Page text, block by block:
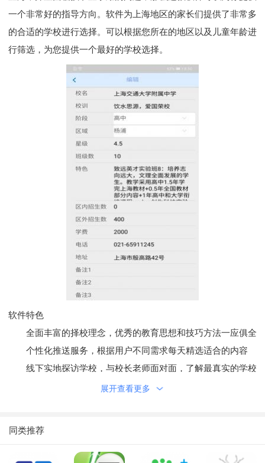
一个非常好的指导方向。软件为上海地区的家长们提供了非常多
的合适的学校进行选择。可以根据您所在的地区以及儿童年龄进
行筛选，为您提供一个最好的学校选择。
软件特色
全面丰富的择校理念，优秀的教育思想和技巧方法一应俱全
个性化推送服务，根据用户不同需求每天精选适合的内容
线下实地探访学校，与校长老师面对面，了解最真实的学校
送合适的学校给用户。
展开查看更多
同类推荐